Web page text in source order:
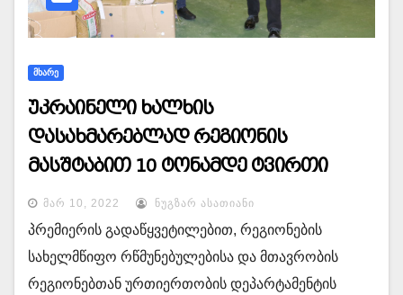
ᲛᲮᲐᲠᲔ
უკრაინელი ხალხის
დასახმარებლად რეგიონის
მასშტაბით 10 ტონამდე ტვირთი
შეგროვდა
ᲛᲐᲠ 10, 2022 ᲜᲣᲒᲖᲐᲠ ᲐᲡᲐᲗᲘᲐᲜᲘ
პრემიერის გადაწყვეტილებით, რეგიონების
სახელმწიფო რწმუნებულებისა და მთავრობის
რეგიონებთან ურთიერთობის დეპარტამენტის